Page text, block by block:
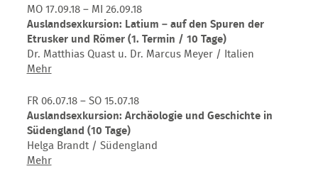
–
auf
den
Spuren
der
und
Römer
(2.
Termin
MO 17.09.18 – MI 26.09.18
Auslandsexkursion: Latium – auf den Spuren der
Etrusker und Römer (1. Termin / 10 Tage)
Dr. Matthias Quast u. Dr. Marcus Meyer / Italien
MehrAuslandsexkursion:
–
auf
den
Spuren
der
FR 06.07.18 – SO 15.07.18
Auslandsexkursion: Archäologie und Geschichte in
Südengland (10 Tage)
Helga Brandt / Südengland
MehrAuslandsexkursion: